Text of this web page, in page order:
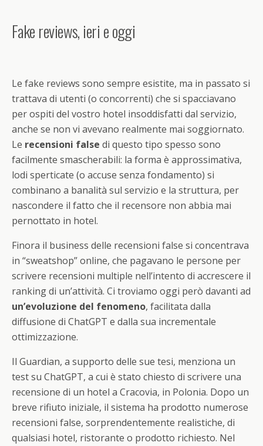
Fake reviews, ieri e oggi
Le fake reviews sono sempre esistite, ma in passato si
trattava di utenti (o concorrenti) che si spacciavano
per ospiti del vostro hotel insoddisfatti dal servizio,
anche se non vi avevano realmente mai soggiornato.
Le recensioni false di questo tipo spesso sono
facilmente smascherabili: la forma è approssimativa,
lodi sperticate (o accuse senza fondamento) si
combinano a banalità sul servizio e la struttura, per
nascondere il fatto che il recensore non abbia mai
pernottato in hotel.
Finora il business delle recensioni false si concentrava
in “sweatshop” online, che pagavano le persone per
scrivere recensioni multiple nell’intento di accrescere il
ranking di un’attività. Ci troviamo oggi però davanti ad
un’evoluzione del fenomeno, facilitata dalla
diffusione di ChatGPT e dalla sua incrementale
ottimizzazione.
Il Guardian, a supporto delle sue tesi, menziona un
test su ChatGPT, a cui è stato chiesto di scrivere una
recensione di un hotel a Cracovia, in Polonia. Dopo un
breve rifiuto iniziale, il sistema ha prodotto numerose
recensioni false, sorprendentemente realistiche, di
qualsiasi hotel, ristorante o prodotto richiesto. Nel